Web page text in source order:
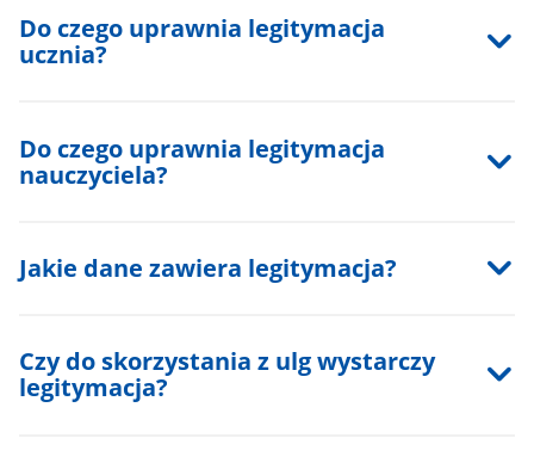
Do czego uprawnia legitymacja
ucznia?
Do czego uprawnia legitymacja
nauczyciela?
Jakie dane zawiera legitymacja?
Czy do skorzystania z ulg wystarczy
legitymacja?